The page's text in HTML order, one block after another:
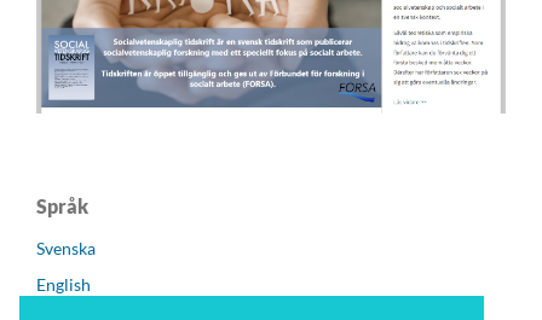
Språk
Svenska
English